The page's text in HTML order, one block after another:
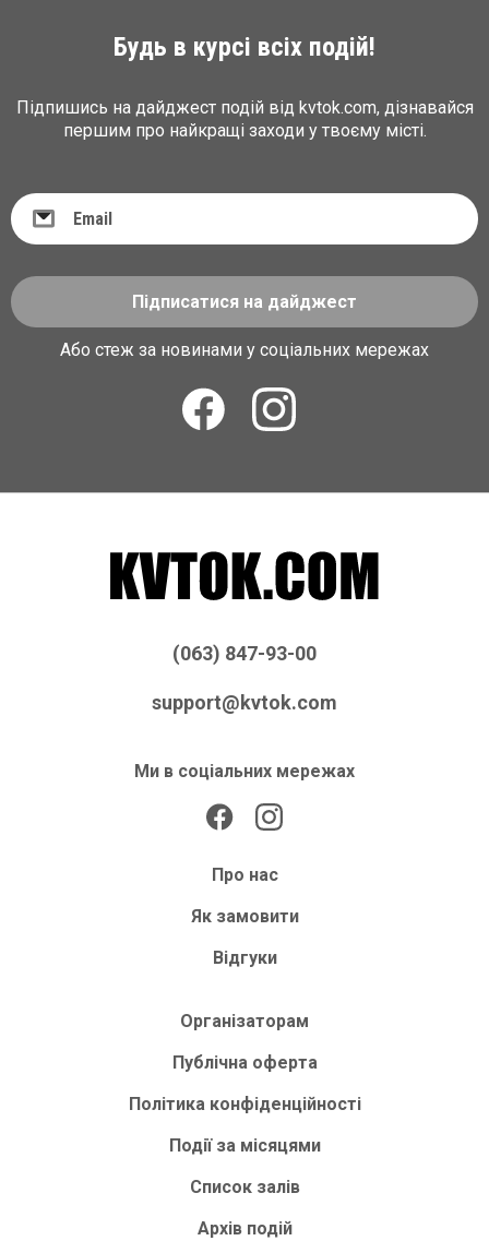
Будь в курсі всіх подій!
Підпишись на дайджест подій від kvtok.com, дізнавайся
першим про найкращі заходи у твоєму місті.
Підписатися на дайджест
Або стеж за новинами у соціальних мережах
(063) 847-93-00
support@kvtok.com
Ми в соціальних мережах
Про нас
Як замовити
Відгуки
Організаторам
Публічна оферта
Політика конфіденційності
Події за місяцями
Список залів
Архів подій